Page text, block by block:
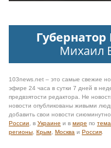
Губернатор
Михаил
103news.net – это самые свежие
эфире 24 часа в сутки 7 дней в
предвзятости редактора. Не
новости опубликованы живыми
добавить свои новости
России , в Украине и в мире по
регионы Крым Москва и Россия